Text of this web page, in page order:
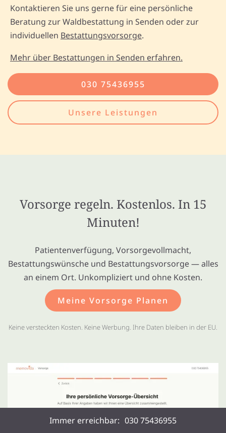
Kontaktieren Sie uns gerne für eine persönliche
Beratung zur Waldbestattung in Senden oder zur
individuellen Bestattungsvorsorge.
Mehr über Bestattungen in Senden erfahren.
030 75436955
Unsere Leistungen
Vorsorge regeln. Kostenlos. In 15
Minuten!
Patientenverfügung, Vorsorgevollmacht,
Bestattungswünsche und Bestattungsvorsorge — alles
an einem Ort. Unkompliziert und ohne Kosten.
Meine Vorsorge Planen
Keine versteckten Kosten. Keine Werbung. Ihre Daten bleiben in der EU.
Immer erreichbar: 030 75436955